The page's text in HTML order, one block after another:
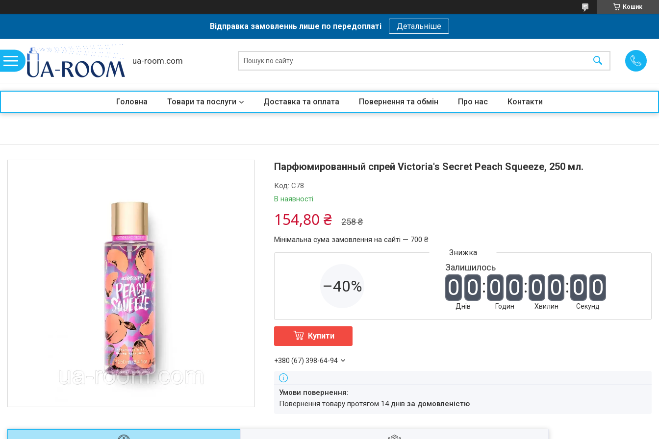
Кошик
Відправка замовленнь лише по передоплаті Детальніше
ua-room.com
Головна Товари та послуги Доставка та оплата Повернення та обмін Про нас Контакти
Парфюмированный спрей Victoria's Secret Peach Squeeze, 250 мл.
В наявності
Код:C78
258 ₴
154,80 ₴
Мінімальна сума замовлення на сайті — 700 ₴
–40%
Залишилось
0 0
Днів
0 0
Годин
0 0
Хвилин
0 0
Секунд
Купити
+380 (67) 398-64-94
повернення товару протягом 14 днівза домовленістю